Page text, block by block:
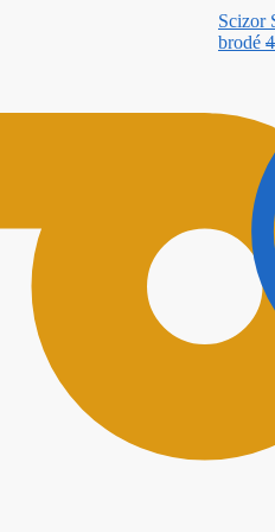
Scizor
brodé